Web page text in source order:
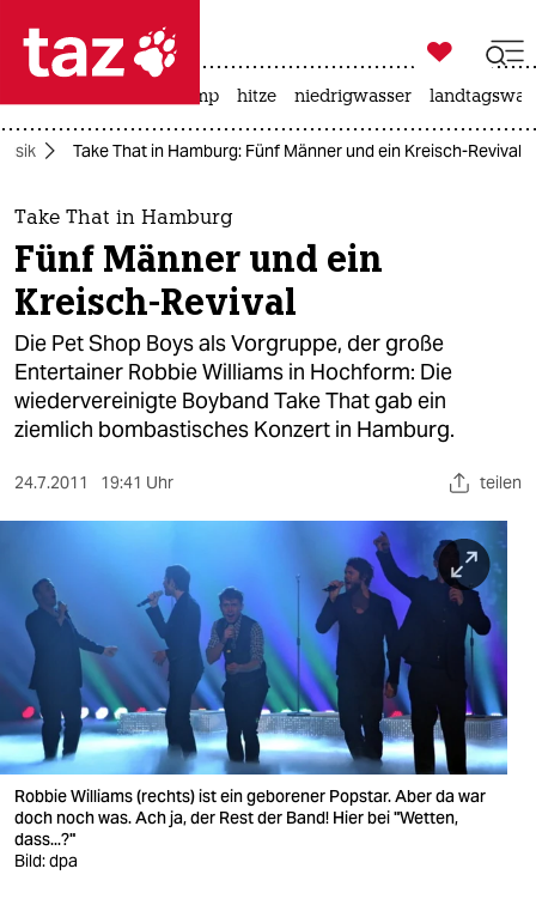
 taz zahl ich
taz zahl ich
themen
politik
öko
gesellschaft
kultur
sport
nord
wahrheit
verlag
verlag
veranstaltungen
shop

taz zahl ich
usa unter trump hitze niedrigwasser
Take That in Hamburg: Fünf Männer und ein Kreisch-Revival
Take That in Hamburg
Fünf Männer und ein
Kreisch-Revival
Die Pet Shop Boys als Vorgruppe, der große
Entertainer Robbie Williams in Hochform: Die
wiedervereinigte Boyband Take That gab ein
ziemlich bombastisches Konzert in Hamburg.
24.7.2011 19:41 Uhr teilen
Robbie Williams (rechts) ist ein geborener Popstar. Aber da war
doch noch was. Ach ja, der Rest der Band! Hier bei "Wetten,
dass...?"
Bild: dpa